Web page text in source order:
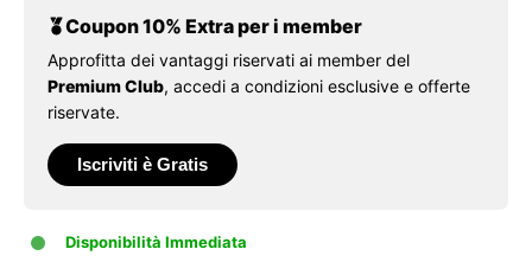
Coupon 10% Extra per i member
Approfitta dei vantaggi riservati ai member del
Premium Club, accedi a condizioni esclusive e offerte
riservate.
Iscriviti è Gratis
Disponibilità Immediata